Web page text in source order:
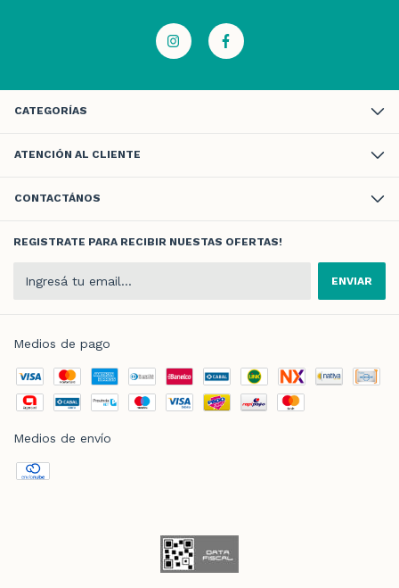
CATEGORÍAS
ATENCIÓN AL CLIENTE
CONTACTÁNOS
REGISTRATE PARA RECIBIR NUESTAS OFERTAS!
Medios de pago
Medios de envío